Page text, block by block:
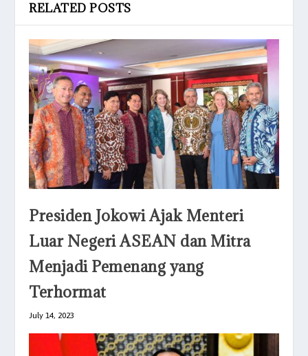
RELATED POSTS
Presiden Jokowi Ajak Menteri
Luar Negeri ASEAN dan Mitra
Menjadi Pemenang yang
Terhormat
July 14, 2023